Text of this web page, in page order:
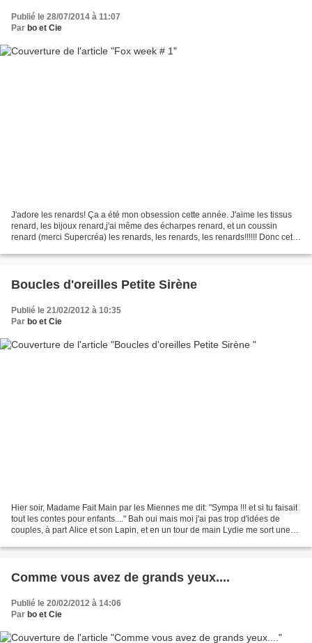
Publié le 28/07/2014 à 11:07
Par bo et Cie
J'adore les renards! Ça a été mon obsession cette année. J'aime les tissus
renard, les bijoux renard,j'ai même des écharpes renard, et un coussin
renard (merci Supercréa) les renards, les renards, les renards!!!!!! Donc cette
Boucles d'oreilles Petite Sirène
Publié le 21/02/2012 à 10:35
Par bo et Cie
Hier soir, Madame Fait Main par les Miennes me dit: "Sympa !!! et si tu faisait
tout les contes pour enfants...." Bah oui mais moi j'ai pas trop d'idées de
couples, à part Alice et son Lapin, et en un tour de main Lydie me sort une
Comme vous avez de grands yeux....
Publié le 20/02/2012 à 14:06
Par bo et Cie